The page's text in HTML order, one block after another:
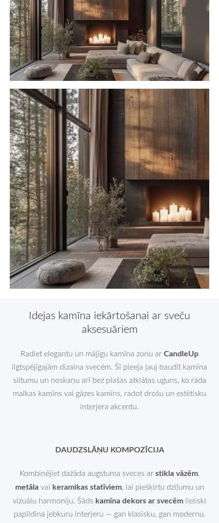
Idejas kamīna iekārtošanai ar sveču
aksesuāriem
Radiet elegantu un mājīgu kamīna zonu arCandleUp
ilgtspējīgajām dizaina svecēm. Šī pieeja ļauj baudīt kamīna
siltumu un noskaņu arī bez plašas atklātas uguns, ko rada
malkas kamīns vai gāzes kamīns, radot drošu un estētisku
interjera akcentu.
DAUDZSLĀŅU KOMPOZĪCIJA
Kombinējiet dažāda augstuma sveces arstikla vāzēm,
metālavai keramikas statīviem, lai piešķirtu dziļumu un
vizuālu harmoniju. Šāds kamīna dekors ar svecēm lieliski
papildina jebkuru interjeru — gan klasisku, gan modernu.